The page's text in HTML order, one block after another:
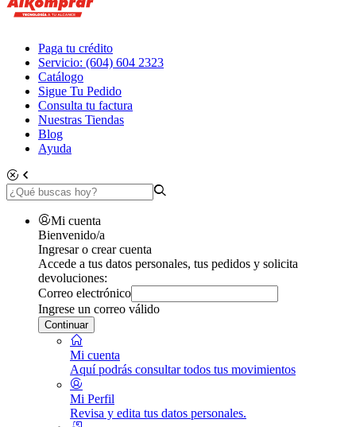
Paga tu crédito
Servicio: (604) 604 2323
Catálogo
Sigue Tu Pedido
Consulta tu factura
Nuestras Tiendas
Blog
Ayuda
Mi cuenta
Bienvenido/a
Ingresar o crear cuenta
Accede a tus datos personales, tus pedidos y solicita
devoluciones:
Correo electrónico
Ingrese un correo válido
Continuar
Mi cuenta
Aquí podrás consultar todos tus movimientos
Mi Perfil
Revisa y edita tus datos personales.